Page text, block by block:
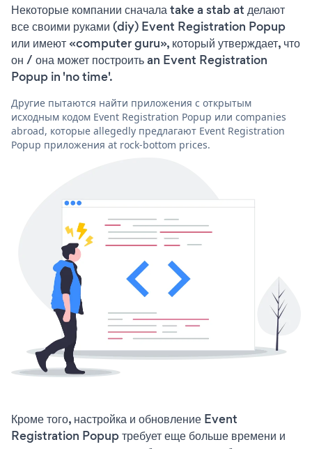
Некоторые компании сначала take a stab at делают
все своими руками (diy) Event Registration Popup
или имеют «computer guru», который утверждает, что
он / она может построить an Event Registration
Popup in 'no time'.
Другие пытаются найти приложения с открытым
исходным кодом Event Registration Popup или companies
abroad, которые allegedly предлагают Event Registration
Popup приложения at rock-bottom prices.
Кроме того, настройка и обновление Event
Registration Popup требует еще больше времени и